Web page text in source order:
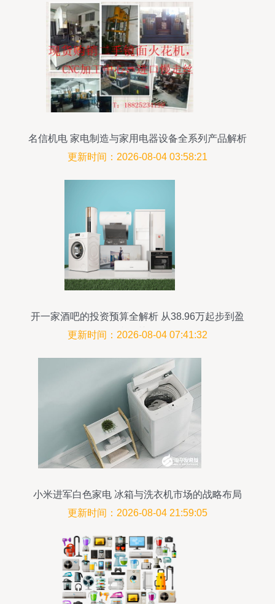
名信机电 家电制造与家用电器设备全系列产品解析
更新时间：2026-08-04 03:58:21
开一家酒吧的投资预算全解析 从38.96万起步到盈
利的关键
更新时间：2026-08-04 07:41:32
小米进军白色家电 冰箱与洗衣机市场的战略布局
更新时间：2026-08-04 21:59:05